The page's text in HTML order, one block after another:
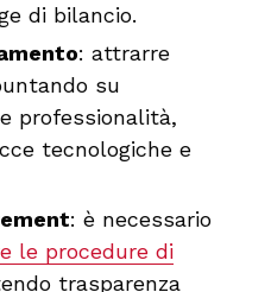
di bilancio.
: attrarre
su
professionalità,
tecnologiche e
: è necessario
le procedure di
trasparenza